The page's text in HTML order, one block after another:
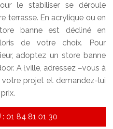
le stabiliser se déroule
terrasse. En acrylique ou en
banne est décliné en
de votre choix. Pour
adoptez un store banne
A {ville, adressez –vous à
projet et demandez-lui
01 84 81 01 30